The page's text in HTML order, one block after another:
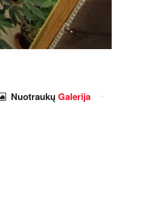
NuotraukųGalerija